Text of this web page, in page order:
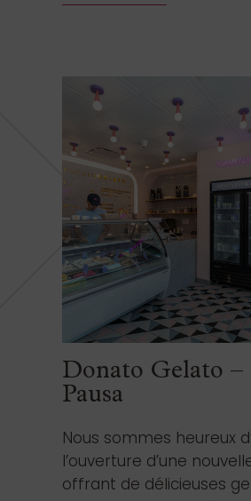
Donato Gelato –
Pausa
Nous sommes heureux
l’ouverture d’une
offrant de délicieuses